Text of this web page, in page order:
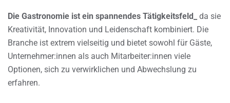
Die Gastronomie ist ein spannendes Tätigkeitsfeld_
da sie
Kreativität, Innovation und Leidenschaft kombiniert. Die
Branche ist extrem vielseitig und bietet sowohl für Gäste,
Unternehmer:innen als auch Mitarbeiter:innen viele
Optionen, sich zu verwirklichen und Abwechslung zu
erfahren.